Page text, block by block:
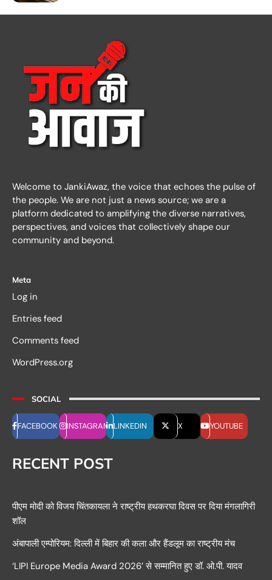
Welcome to JankiAwaz, the voice that echoes the pulse of
the people. We are not just a news source; we are a
platform dedicated to amplifying the diverse narratives,
perspectives, and voices that collectively shape our
community and beyond.
Meta
Log in
Entries feed
Comments feed
WordPress.org
SOCIAL
FACEBOOK INSTAGRAM LINKEDIN X YOUTUBE
RECENT POST
पीएम मोदी को विजय चिंतकायला ने राष्ट्रीय हथकरघा दिवस पर दिया मंगलागिरी
शॉल
अंबापाली एम्पोरियम: दिल्ली में बिहार की कला और हैंडलूम का राष्ट्रीय मंच
‘LIPI Europe Media Award 2026’ से सम्मानित हुए डॉ. ओ.पी. यादव